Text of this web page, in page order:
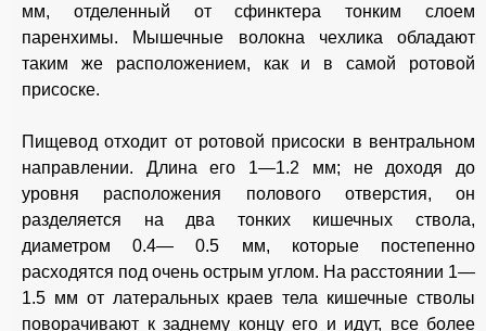
мм, отделенный от сфинктера тонким слоем
паренхимы. Мышечные волокна чехлика обладают
таким же расположением, как и в самой ротовой
присоске.
Пищевод отходит от ротовой присоски в вентральном
направлении. Длина его 1—1.2 мм; не доходя до
уровня расположения полового отверстия, он
разделяется на два тонких кишечных ствола,
диаметром 0.4— 0.5 мм, которые постепенно
расходятся под очень острым углом. На расстоянии 1—
1.5 мм от латеральных краев тела кишечные стволы
поворачивают к заднему концу его и идут, все более